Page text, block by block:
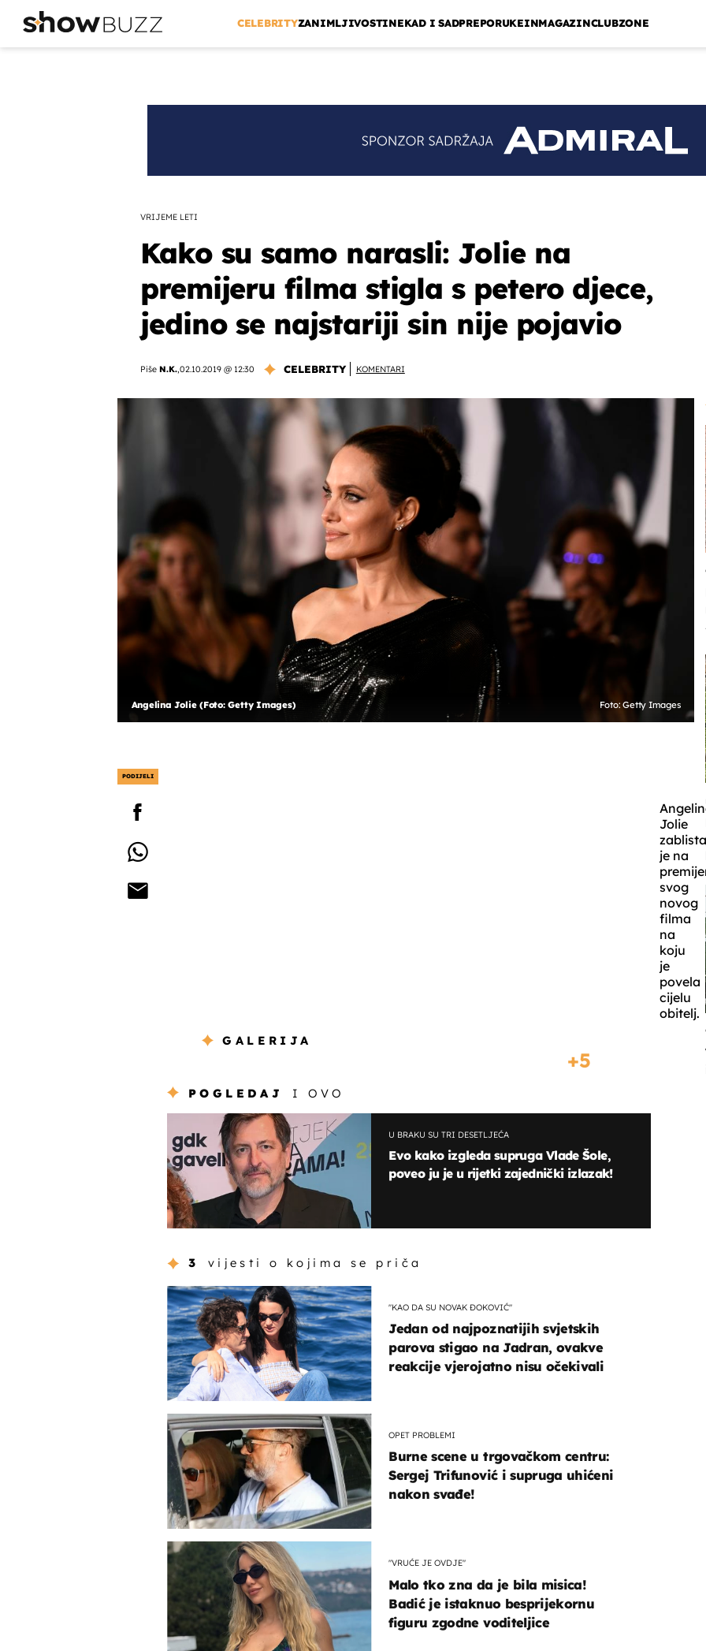
CELEBRITYZANIMLJIVOSTINEKAD I SADPREPORUKEINMAGAZINCLUBZONE
VRIJEME LETI
Kako su samo narasli: Jolie na
premijeru filma stigla s petero djece,
jedino se najstariji sin nije pojavio
Piše N.K.,02.10.2019 @ 12:30 CELEBRITY KOMENTARI
Angelina Jolie (Foto: Getty Images) Foto: Getty Images
PODIJELI
Jolie
je na
svog
novog
filma
na
koju
je
povela
cijelu
obitelj.
GALERIJA
5
POGLEDAJ I OVO
U BRAKU SU TRI DESETLJEĆA
Evo kako izgleda supruga Vlade Šole,
poveo ju je u rijetki zajednički izlazak!
3 vijesti o kojima se priča
"KAO DA SU NOVAK ĐOKOVIĆ"
Jedan od najpoznatijih svjetskih
parova stigao na Jadran, ovakve
reakcije vjerojatno nisu očekivali
OPET PROBLEMI
Burne scene u trgovačkom centru:
Sergej Trifunović i supruga uhićeni
nakon svađe!
"VRUĆE JE OVDJE"
Malo tko zna da je bila misica!
Badić je istaknuo besprijekornu
figuru zgodne voditeljice